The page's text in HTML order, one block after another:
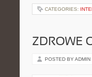
CATEGORIES:
ZDROWE
POSTED BY ADMIN